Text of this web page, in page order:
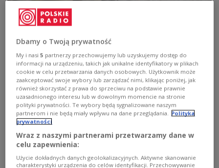
zdjęcie ilustracyjne Foto: fot. pixaby/JonPauling
Punktem wyjścia nowej kampanii fundacji jest
raport poświęcony szczurom wolno żyjącym. Jak
podkreślaKatarzyna Wypychewicz, to pierwsza
tego typu publikacja w Polsce. Raport składa się z
trzech części: biologicznej, kulturowej i prawnej.
Pierwsza pokazuje, jakie naprawdę są szczury i jak
funkcjonują w środowisku miejskim. Druga
analizuje społeczne uprzedzenia wobec tych
zwierząt. Trzecia zaś wyjaśnia ich status w
polskim prawie.
Dbamy o Twoją prywatność
My i nasi5 partnerzy przechowujemy lub uzyskujemy dostęp do
informacji na urządzeniu, takich jak unikalne identyfikatory w plikach
cookie w celu przetwarzania danych osobowych. Użytkownik może
zaakceptować swoje wybory lub zarządzać nimi, klikając poniżej, jak
również skorzystać z prawa do sprzeciwu na podstawie prawnie
uzasadnionego interesu lub w dowolnym momencie na stronie
polityki prywatności. Te wybory będą sygnalizowane naszym
partnerom i nie będą miały wpływu na dane przeglądania. Polityka
prywatności
Wraz z naszymi partnerami przetwarzamy dane w
celu zapewnienia:
Użycie dokładnych danych geolokalizacyjnych. Aktywne skanowanie
charakterystyki urządzenia do celów identyfikacji. Przechowywanie